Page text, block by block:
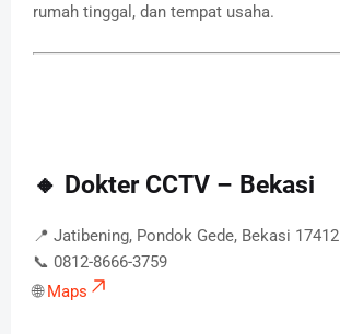
rumah tinggal, dan tempat usaha.
🔸 Dokter CCTV – Bekasi
📍 Jatibening, Pondok Gede, Bekasi 17412
📞 0812-8666-3759
🌐Maps